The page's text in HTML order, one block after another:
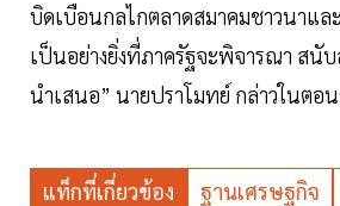
บิดเบือนกลไกตลาดสมาคมชาวนาแล
เป็นอย่างยิ่งที่ภาครัฐจะพิจารณา สนั
นำเสนอ” นายปราโมทย์ กล่าวในตอ
แท็กที่เกี่ยวข้อง ฐานเศรษฐกิจ